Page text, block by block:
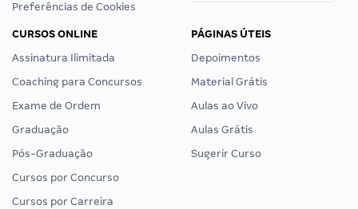
Preferências de Cookies
CURSOS ONLINE
Assinatura Ilimitada
Coaching para Concursos
Exame de Ordem
Graduação
Pós-Graduação
Cursos por Concurso
Cursos por Carreira
PÁGINAS ÚTEIS
Depoimentos
Material Grátis
Aulas ao Vivo
Aulas Grátis
Sugerir Curso